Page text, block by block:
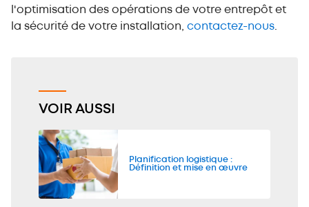
l'optimisation des opérations de votre entrepôt et
la sécurité de votre installation, contactez-nous.
VOIR AUSSI
Planification logistique :
Définition et mise en œuvre